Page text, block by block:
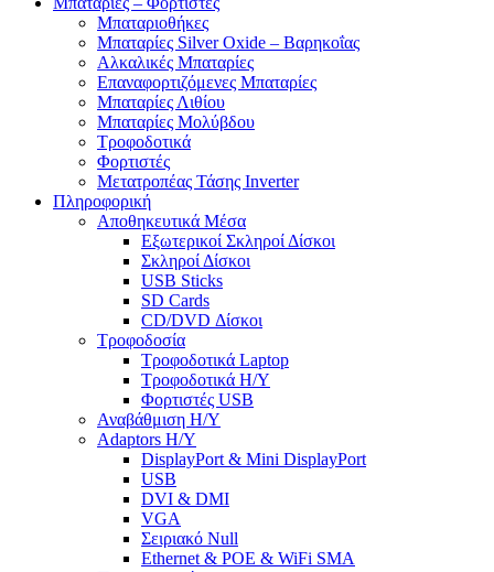
Μπαταριοθήκες
Μπαταρίες Silver Oxide – Βαρηκοΐας
Αλκαλικές Μπαταρίες
Επαναφορτιζόμενες Μπαταρίες
Μπαταρίες Λιθίου
Μπαταρίες Μολύβδου
Τροφοδοτικά
Φορτιστές
Μετατροπέας Τάσης Inverter
Πληροφορική
Αποθηκευτικά Μέσα
Εξωτερικοί Σκληροί Δίσκοι
Σκληροί Δίσκοι
USB Sticks
SD Cards
CD/DVD Δίσκοι
Τροφοδοσία
Τροφοδοτικά Laptop
Τροφοδοτικά Η/Υ
Φορτιστές USB
Αναβάθμιση Η/Υ
Adaptors Η/Υ
DisplayPort & Mini DisplayPort
USB
DVI & DMI
VGA
Σειριακό Null
Ethernet & POE & WiFi SMA